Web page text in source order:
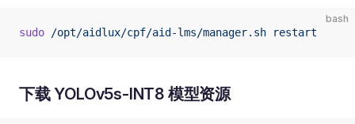
bash
sudo /opt/aidlux/cpf/aid-lms/manager.sh restart
下载 YOLOv5s-INT8 模型资源